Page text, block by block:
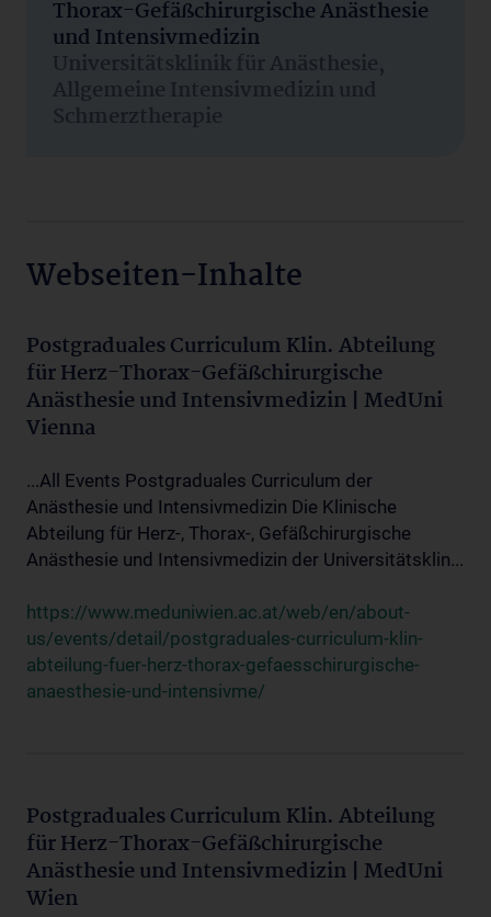
Thorax-Gefäßchirurgische Anästhesie
und Intensivmedizin
Universitätsklinik für Anästhesie,
Allgemeine Intensivmedizin und
Schmerztherapie
Webseiten-Inhalte
Postgraduales Curriculum Klin. Abteilung
für Herz-Thorax-Gefäßchirurgische
Anästhesie und Intensivmedizin | MedUni
Vienna
...All Events Postgraduales Curriculum der
Anästhesie und Intensivmedizin Die Klinische
Abteilung für Herz-, Thorax-, Gefäßchirurgische
Anästhesie und Intensivmedizin der Universitätsklin...
https://www.meduniwien.ac.at/web/en/about-
us/events/detail/postgraduales-curriculum-klin-
abteilung-fuer-herz-thorax-gefaesschirurgische-
anaesthesie-und-intensivme/
Postgraduales Curriculum Klin. Abteilung
für Herz-Thorax-Gefäßchirurgische
Anästhesie und Intensivmedizin | MedUni
Wien